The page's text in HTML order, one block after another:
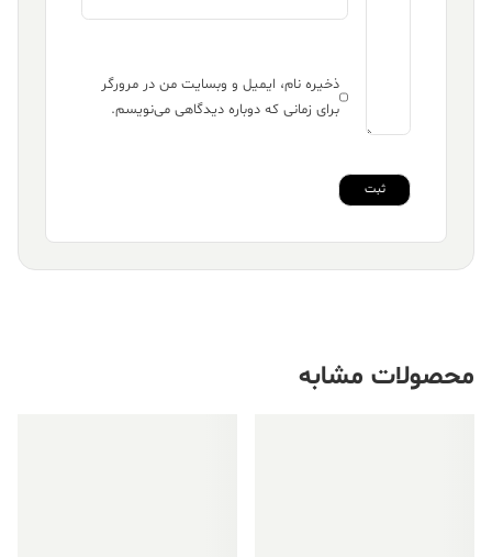
ذخیره نام، ایمیل و وبسایت من در مرورگر
برای زمانی که دوباره دیدگاهی می‌نویسم.
محصولات مشابه